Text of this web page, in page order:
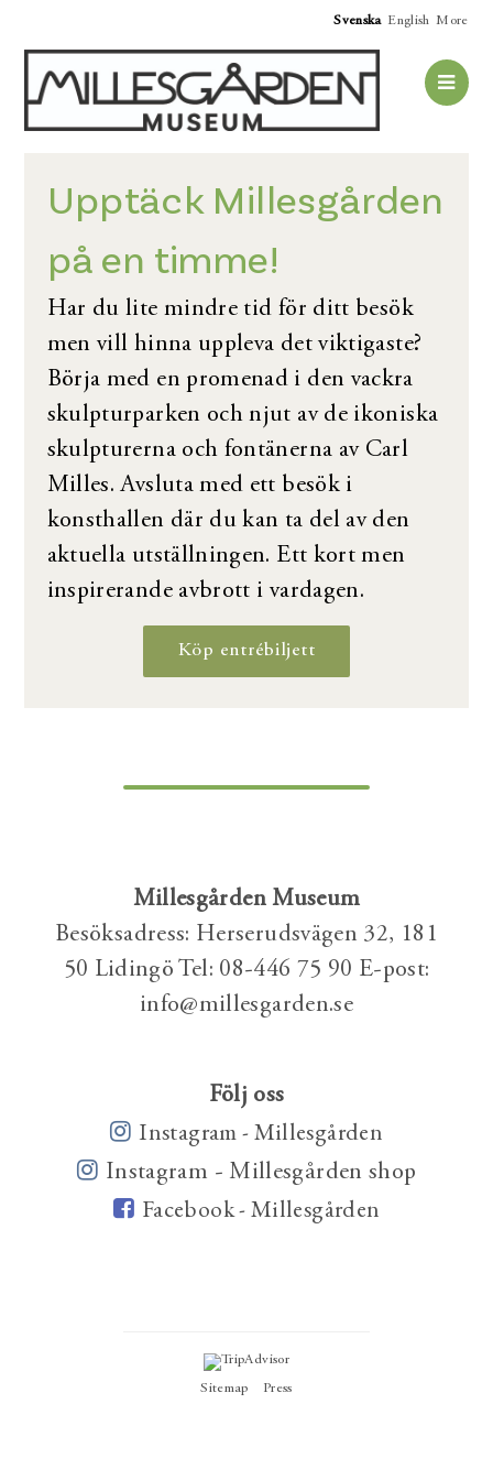
Svenska English More
Upptäck Millesgården
på en timme!
Har du lite mindre tid för ditt besök
men vill hinna uppleva det viktigaste?
Börja med en promenad i den vackra
skulpturparken och njut av de ikoniska
skulpturerna och fontänerna av Carl
Milles. Avsluta med ett besök i
konsthallen där du kan ta del av den
aktuella utställningen. Ett kort men
inspirerande avbrott i vardagen.
Köp entrébiljett
Millesgården Museum
Besöksadress: Herserudsvägen 32, 181
50 Lidingö Tel: 08-446 75 90 E-post:
info@millesgarden.se
Följ oss
Instagram - Millesgården
Instagram - Millesgården shop
Facebook - Millesgården
Sitemap Press